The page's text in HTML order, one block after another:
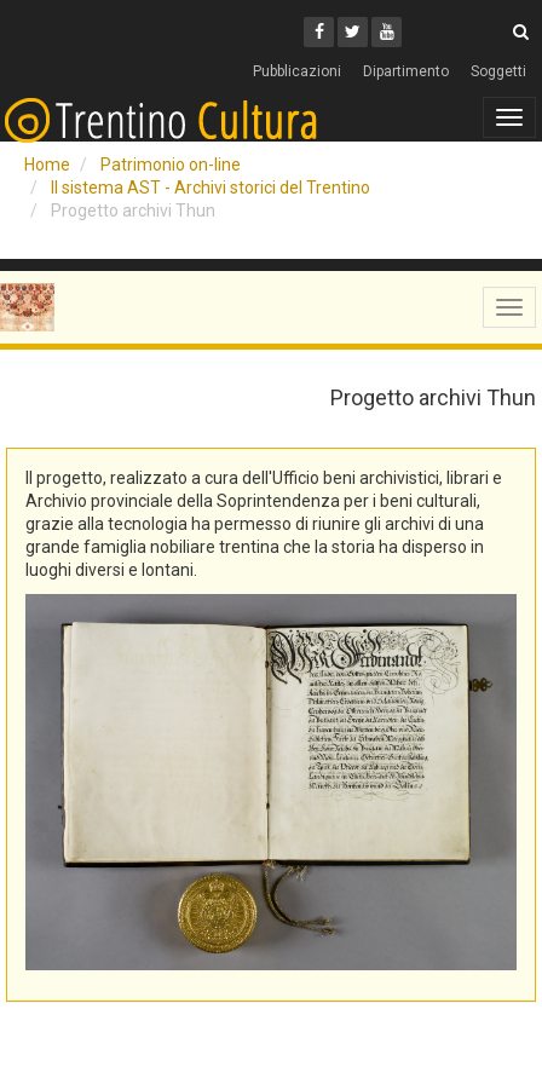
Facebook
Twitter
Youtube
Pubblicazioni Dipartimento Soggetti
Home
Patrimonio on-line
Il sistema AST - Archivi storici del Trentino
Progetto archivi Thun
Progetto archivi Thun
Il progetto, realizzato a cura dell'Ufficio beni archivistici, librari e
Archivio provinciale della Soprintendenza per i beni culturali,
grazie alla tecnologia ha permesso di riunire gli archivi di una
grande famiglia nobiliare trentina che la storia ha disperso in
luoghi diversi e lontani.